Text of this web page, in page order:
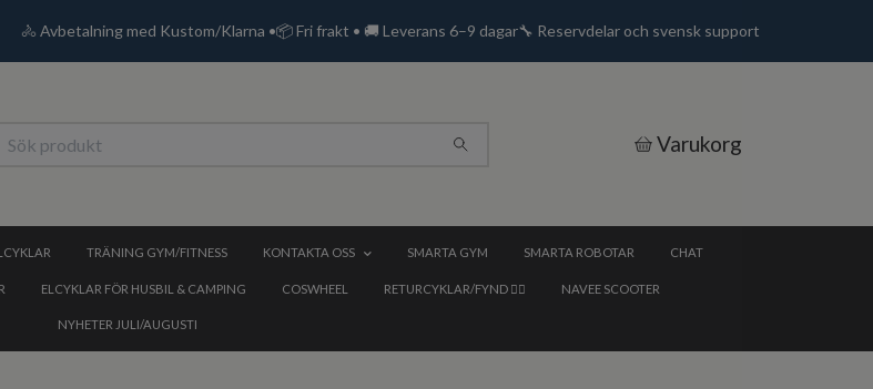
🚴 Avbetalning med Kustom/Klarna •📦 Fri frakt • 🚚 Leverans 6–9 dagar🔧 Reservdelar och svensk support
Varukorg
TRÄNING GYM/FITNESS KONTAKTA OSS SMARTA GYM SMARTA ROBOTAR CHAT
ELCYKLAR FÖR HUSBIL & CAMPING COSWHEEL RETURCYKLAR/FYND 🚴‍♂️ NAVEE SCOOTER
NYHETER JULI/AUGUSTI